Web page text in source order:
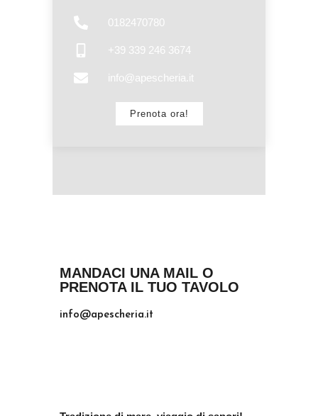
0182470780
+39 339 246 3674
info@apescheria.it
Prenota ora!
MANDACI UNA MAIL O
PRENOTA IL TUO TAVOLO
info@apescheria.it